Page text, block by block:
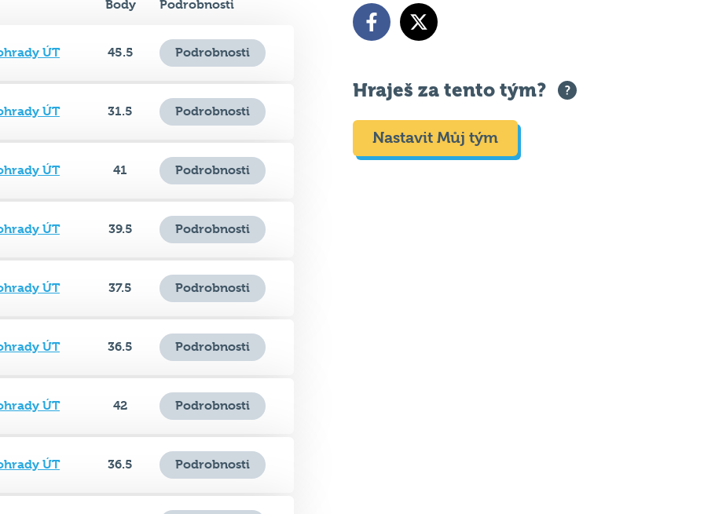
ÚT 31.5 Podrobnosti
ÚT 41 Podrobnosti
ÚT 39.5 Podrobnosti
ÚT 37.5 Podrobnosti
ÚT 36.5 Podrobnosti
ÚT 42 Podrobnosti
ÚT 36.5 Podrobnosti
ÚT 41 Podrobnosti
Hraješ za tento tým?
Nastavit Můj tým